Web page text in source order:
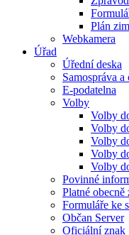
Plán
Webkamera
Úřad
Úřední deska
Samospráva a
E-podatelna
Volby
Volby
Volby
Volby
Volby
Volby
Povinné
Platné
Formuláře ke
Občan Server
Oficiální znak